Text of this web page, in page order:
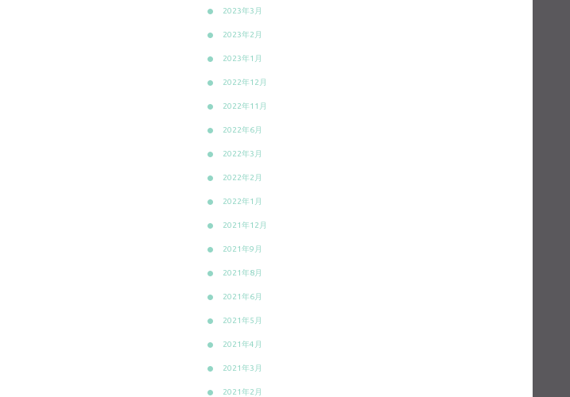
2023年3月
2023年2月
2023年1月
2022年12月
2022年11月
2022年6月
2022年3月
2022年2月
2022年1月
2021年12月
2021年9月
2021年8月
2021年6月
2021年5月
2021年4月
2021年3月
2021年2月